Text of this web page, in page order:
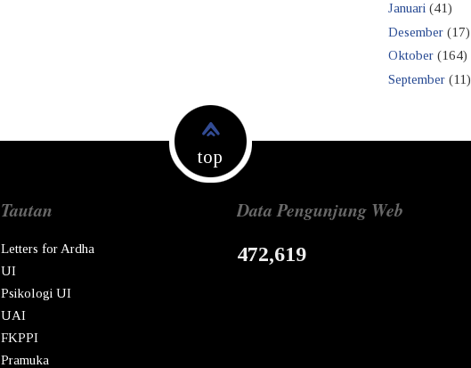
Januari (41)
Desember (17)
Oktober (164)
September (11)
top
Tautan
Letters for Ardha
UI
Psikologi UI
UAI
FKPPI
Pramuka
Data Pengunjung Web
472,619